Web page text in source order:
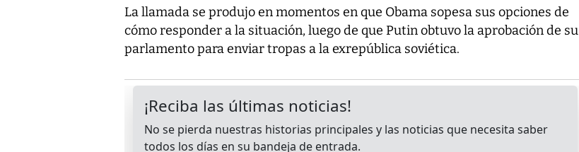
La llamada se produjo en momentos en que Obama sopesa sus opciones de
cómo responder a la situación, luego de que Putin obtuvo la aprobación de su
parlamento para enviar tropas a la exrepública soviética.